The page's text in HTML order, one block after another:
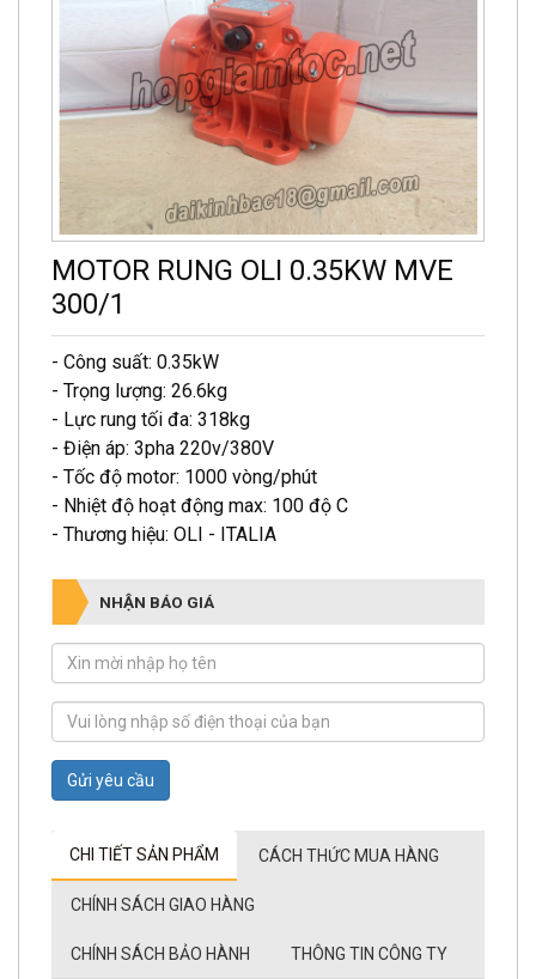
MOTOR RUNG OLI 0.35KW MVE
300/1
- Công suất: 0.35kW
- Trọng lượng: 26.6kg
- Lực rung tối đa: 318kg
- Điện áp: 3pha 220v/380V
- Tốc độ motor: 1000 vòng/phút
- Nhiệt độ hoạt động max: 100 độ C
- Thương hiệu: OLI - ITALIA
NHẬN BÁO GIÁ
Gửi yêu cầu
CHI TIẾT SẢN PHẨM CÁCH THỨC MUA HÀNG
CHÍNH SÁCH GIAO HÀNG
CHÍNH SÁCH BẢO HÀNH THÔNG TIN CÔNG TY